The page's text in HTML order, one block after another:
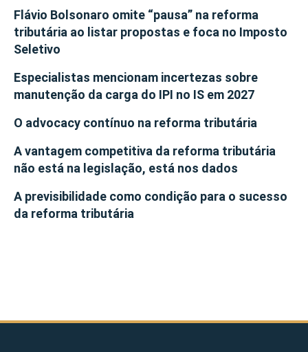
Flávio Bolsonaro omite “pausa” na reforma
tributária ao listar propostas e foca no Imposto
Seletivo
Especialistas mencionam incertezas sobre
manutenção da carga do IPI no IS em 2027
O advocacy contínuo na reforma tributária
A vantagem competitiva da reforma tributária
não está na legislação, está nos dados
A previsibilidade como condição para o sucesso
da reforma tributária